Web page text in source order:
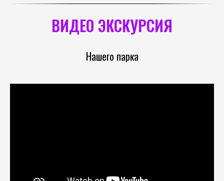
ВИДЕО ЭКСКУРСИЯ
Нашего парка